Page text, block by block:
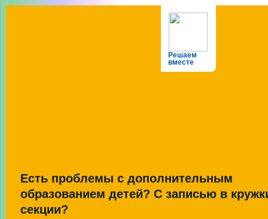
Решаем
вместе
Есть проблемы с дополнительным
образованием детей? С записью в
секции?